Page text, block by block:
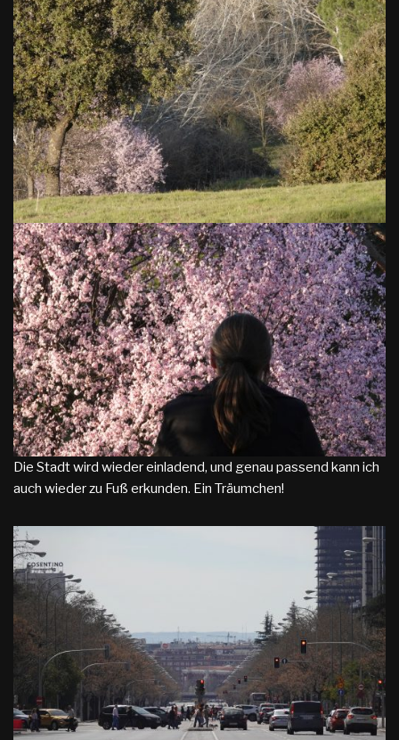
Die Stadt wird wieder einladend, und genau passend kann ich
auch wieder zu Fuß erkunden. Ein Träumchen!